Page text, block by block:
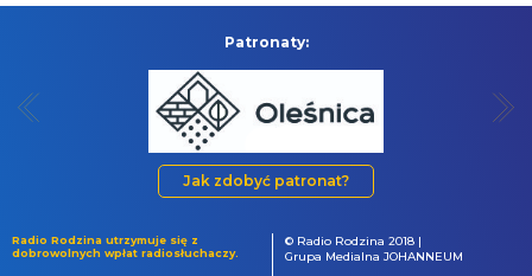
Patronaty:
Jak zdobyć patronat?
Radio Rodzina utrzymuje się z
dobrowolnych wpłat radiosłuchaczy.
© Radio Rodzina 2018 |
Grupa Medialna JOHANNEUM